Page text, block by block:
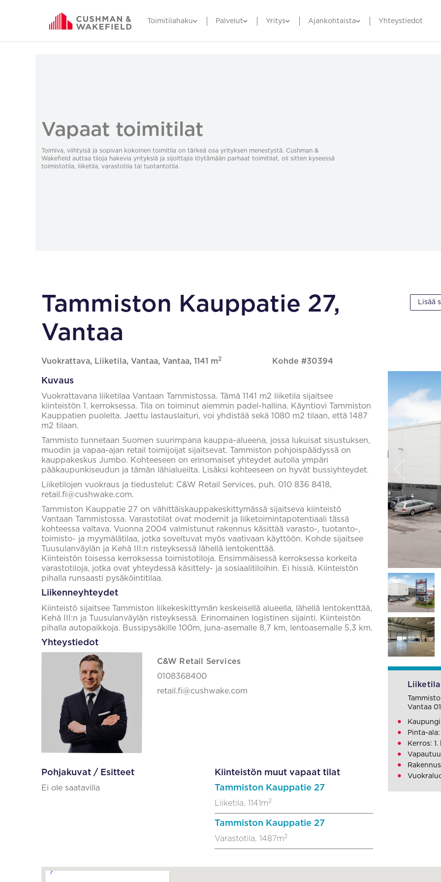
Toimitilahaku Palvelut Yritys Ajankohtaista Yhteystiedot
Vapaat toimitilat
Toimiva, viihtyisä ja sopivan kokoinen toimitila on tärkeä osa yrityksen menestystä. Cushman &
Wakefield auttaa tiloja hakevia yrityksiä ja sijoittajia löytämään parhaat toimitilat, oli sitten kyseessä
toimistotila, liiketila, varastotila tai tuotantotila.
Tammiston Kauppatie 27,
Vantaa
Vuokrattava, Liiketila, Vantaa, Vantaa, 1141 m2 Kohde #30394
Lisää
Kuvaus
Vuokrattavana liiketilaa Vantaan Tammistossa. Tämä 1141 m2 liiketila sijaitsee
kiinteistön 1. kerroksessa. Tila on toiminut aiemmin padel-hallina. Käyntiovi Tammiston
Kauppatien puolelta. Jaettu lastauslaituri, voi yhdistää sekä 1080 m2 tilaan, että 1487
m2 tilaan.
Tammisto tunnetaan Suomen suurimpana kauppa-alueena, jossa lukuisat sisustuksen,
muodin ja vapaa-ajan retail toimijoijat sijaitsevat. Tammiston pohjoispäädyssä on
kauppakeskus Jumbo. Kohteeseen on erinomaiset yhteydet autolla ympäri
pääkaupunkiseudun ja tämän lähialueilta. Lisäksi kohteeseen on hyvät bussiyhteydet.
Liiketilojen vuokraus ja tiedustelut: C&W Retail Services, puh. 010 836 8418,
retail.fi@cushwake.com.
Tammiston Kauppatie 27 on vähittäiskauppakeskittymässä sijaitseva kiinteistö
Vantaan Tammistossa. Varastotilat ovat modernit ja liiketoimintapotentiaali tässä
kohteessa valtava. Vuonna 2004 valmistunut rakennus käsittää varasto-, tuotanto-,
toimisto- ja myymälätilaa, jotka soveltuvat myös vaativaan käyttöön. Kohde sijaitsee
Tuusulanväylän ja Kehä III:n risteyksessä lähellä lentokenttää.
Kiinteistön toisessa kerroksessa toimistotiloja. Ensimmäisessä kerroksessa korkeita
varastotiloja, jotka ovat yhteydessä käsittely- ja sosiaalitiloihin. Ei hissiä. Kiinteistön
pihalla runsaasti pysäköintitilaa.
Liikenneyhteydet
Kiinteistö sijaitsee Tammiston liikekeskittymän keskeisellä alueella, lähellä lentokenttää,
Kehä III:n ja Tuusulanväylän risteyksessä. Erinomainen logistinen sijainti. Kiinteistön
pihalla autopaikkoja. Bussipysäkille 100m, juna-asemalle 8,7 km, lentoasemalle 5,3 km.
Yhteystiedot
C&W Retail Services
0108368400
retail.fi@cushwake.com
Pohjakuvat / Esitteet
Ei ole saatavilla
Kiinteistön muut vapaat tilat
Tammiston Kauppatie 27
Liiketila, 1141m2
Tammiston Kauppatie 27
Varastotila, 1487m2
Liiketila
Vantaa
Pinta-ala:
Kerros: 1.